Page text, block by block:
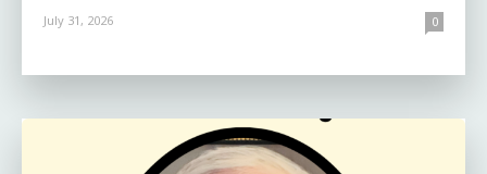
July 31, 2026 0